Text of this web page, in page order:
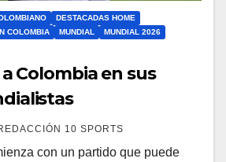
DESTACADAS HOME
COLOMBIA
MUNDIAL
MUNDIAL 2026
Colombia en sus
10 SPORTS
con un partido que puede